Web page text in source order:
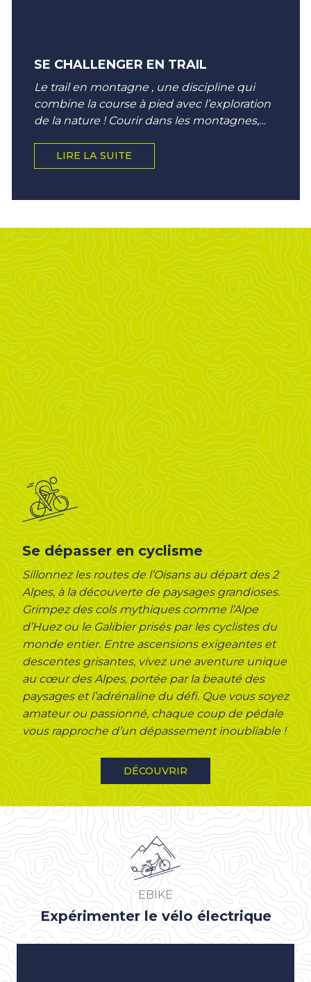
SE CHALLENGER EN TRAIL
Le trail en montagne , une discipline qui
combine la course à pied avec l’exploration
de la nature ! Courir dans les montagnes,
LIRE LA SUITE
Se dépasser en cyclisme
Sillonnez les routes de l’Oisans au départ des 2
Alpes, à la découverte de paysages grandioses.
Grimpez des cols mythiques comme l’Alpe
d’Huez ou le Galibier prisés par les cyclistes du
monde entier. Entre ascensions exigeantes et
descentes grisantes, vivez une aventure unique
au cœur des Alpes, portée par la beauté des
paysages et l’adrénaline du défi. Que vous soyez
amateur ou passionné, chaque coup de pédale
vous rapproche d’un dépassement inoubliable !
DÉCOUVRIR
EBIKE
Expérimenter le vélo électrique